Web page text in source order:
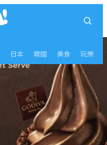
日本 韓國 美食 玩樂